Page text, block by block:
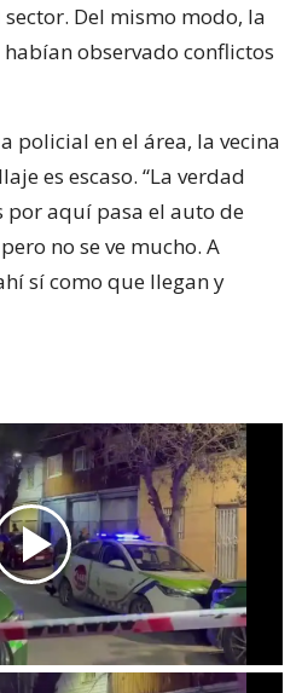
Del mismo modo, la
observado conflictos
policial en el área, la vecina
es escaso. “La verdad
por aquí pasa el auto de
no se ve mucho. A
sí como que llegan y